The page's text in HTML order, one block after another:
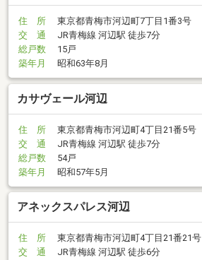
住 所
東京都青梅市河辺町7丁目1番3号
交 通
JR青梅線 河辺駅 徒歩7分
総戸数
15戸
築年月
昭和63年8月
カサヴェール河辺
住 所
東京都青梅市河辺町4丁目21番5号
交 通
JR青梅線 河辺駅 徒歩7分
総戸数
54戸
築年月
昭和57年5月
アネックスパレス河辺
住 所
東京都青梅市河辺町4丁目21番21号
交 通
JR青梅線 河辺駅 徒歩6分